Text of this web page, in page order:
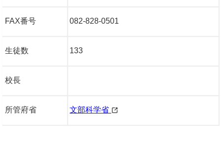
FAX番号 082-828-0501
生徒数 133
校長
所管府省 文部科学省